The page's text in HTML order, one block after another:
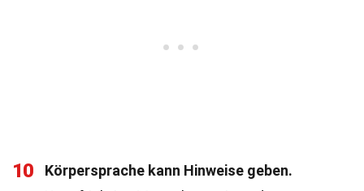
10
Körpersprache kann Hinweise geben.